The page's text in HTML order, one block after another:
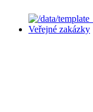
Veřejné zakázky